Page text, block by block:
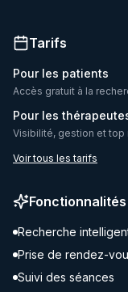
Tarifs
Pour les patients
Accès gratuit à la
Pour les
Visibilité, gestion et top
Voir tous les tarifs
Fonctionnalités
Recherche
Prise de rendez-
Suivi des séances